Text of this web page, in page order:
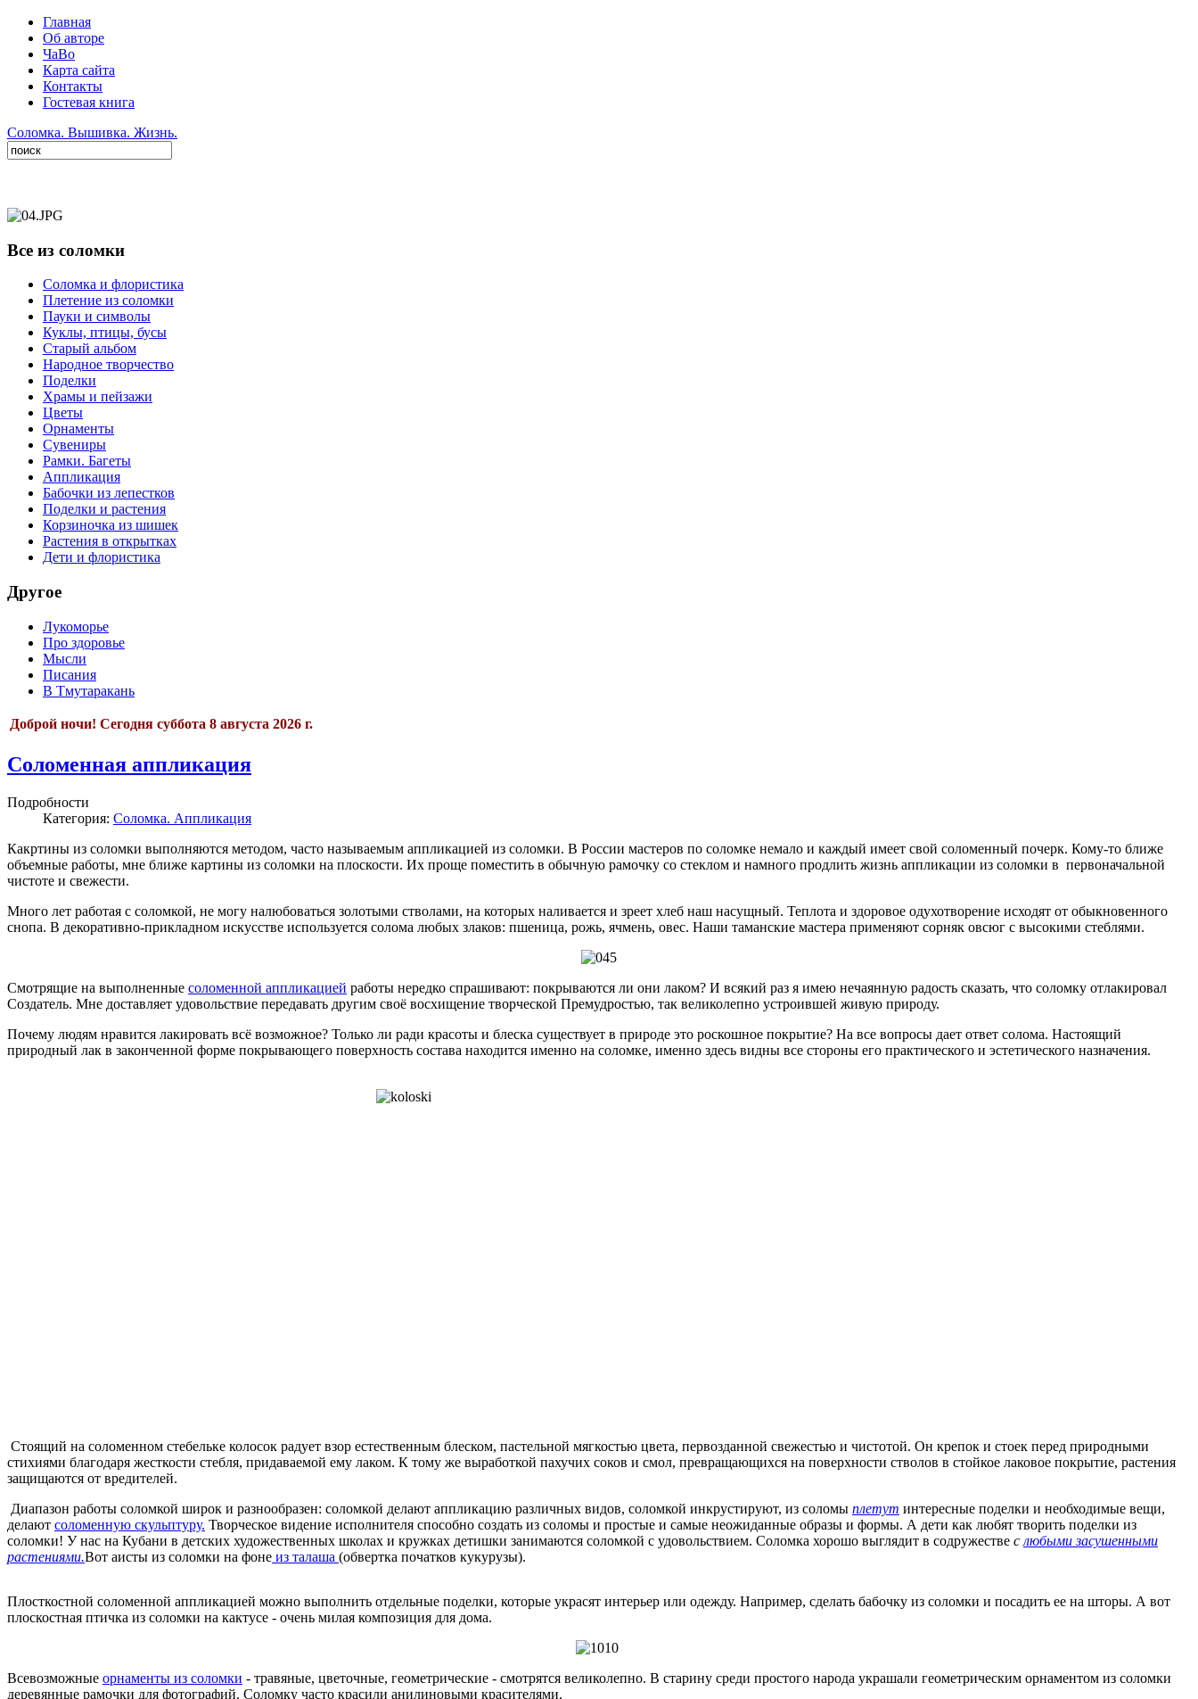
Главная
Об авторе
ЧаВо
Карта сайта
Контакты
Гостевая книга
Соломка. Вышивка. Жизнь.
Все из соломки
Соломка и флористика
Плетение из соломки
Пауки и символы
Куклы, птицы, бусы
Старый альбом
Народное творчество
Поделки
Храмы и пейзажи
Цветы
Орнаменты
Сувениры
Рамки. Багеты
Аппликация
Бабочки из лепестков
Поделки и растения
Корзиночка из шишек
Растения в открытках
Дети и флористика
Другое
Лукоморье
Про здоровье
Мысли
Писания
В Тмутаракань
Доброй ночи! Сегодня суббота 8 августа 2026 г.
Соломенная аппликация
Подробности
Категория: Соломка. Аппликация
Какртины из соломки выполняются методом, часто называемым аппликацией из соломки. В России мастеров по соломке немало и каждый имеет свой соломенный почерк. Кому-то ближе
объемные работы, мне ближе картины из соломки на плоскости. Их проще поместить в обычную рамочку со стеклом и намного продлить жизнь аппликации из соломки в первоначальной
чистоте и свежести.
Много лет работая с соломкой, не могу налюбоваться золотыми стволами, на которых наливается и зреет хлеб наш насущный. Теплота и здоровое одухотворение исходят от обыкновенного
снопа. В декоративно-прикладном искусстве используется солома любых злаков: пшеница, рожь, ячмень, овес. Наши таманские мастера применяют сорняк овсюг с высокими стеблями.
Смотрящие на выполненные соломенной аппликацией работы нередко спрашивают: покрываются ли они лаком? И всякий раз я имею нечаянную радость сказать, что соломку отлакировал
Создатель. Мне доставляет удовольствие передавать другим своё восхищение творческой Премудростью, так великолепно устроившей живую природу.
Почему людям нравится лакировать всё возможное? Только ли ради красоты и блеска существует в природе это роскошное покрытие? На все вопросы дает ответ солома. Настоящий
природный лак в законченной форме покрывающего поверхность состава находится именно на соломке, именно здесь видны все стороны его практического и эстетического назначения.
Стоящий на соломенном стебельке колосок радует взор естественным блеском, пастельной мягкостью цвета, первозданной свежестью и чистотой. Он крепок и стоек перед природными
стихиями благодаря жесткости стебля, придаваемой ему лаком. К тому же выработкой пахучих соков и смол, превращающихся на поверхности стволов в стойкое лаковое покрытие, растения
защищаются от вредителей.
Диапазон работы соломкой широк и разнообразен: соломкой делают аппликацию различных видов, соломкой инкрустируют, из соломы плетут интересные поделки и необходимые вещи,
делают соломенную скульптуру. Творческое видение исполнителя способно создать из соломы и простые и самые неожиданные образы и формы. А дети как любят творить поделки из
соломки! У нас на Кубани в детских художественных школах и кружках детишки занимаются соломкой с удовольствием. Соломка хорошо выглядит в содружестве с любыми засушенными
растениями.Вот аисты из соломки на фоне из талаша (обвертка початков кукурузы).
Плосткостной соломенной аппликацией можно выполнить отдельные поделки, которые украсят интерьер или одежду. Например, сделать бабочку из соломки и посадить ее на шторы. А вот
плоскостная птичка из соломки на кактусе - очень милая композиция для дома.
Всевозможные орнаменты из соломки - травяные, цветочные, геометрические - смотрятся великолепно. В старину среди простого народа украшали геометрическим орнаментом из соломки
деревянные рамочки для фотографий. Соломку часто красили анилиновыми красителями.